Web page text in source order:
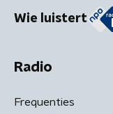
Wie luistert
Radio
Frequenties